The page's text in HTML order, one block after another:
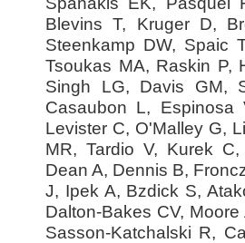
Blevins T, Kruger D,
Steenkamp DW, Spaic
Tsoukas MA, Raskin P,
Singh LG, Davis GM,
Casaubon L,
Levister C, O'Malley G,
MR, Tardio V, Kurek
Dean A, Dennis B,
J, Ipek A, Bzdick S,
Dalton-Bakes CV,
Sasson-Katchalski R,